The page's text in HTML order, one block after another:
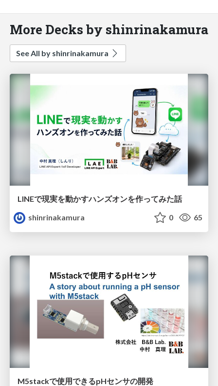
More Decks by shinrinakamura
See All by shinrinakamura
LINEで現実を動かすハンズオンを作ってみた話
shinrinakamura
0 65
M5stackで使用できるpHセンサの開発